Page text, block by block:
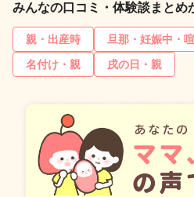
みんなの口コミ・体験談まとめ
親・出産時 旦那・妊娠中・
名付け・親
戌の日・親